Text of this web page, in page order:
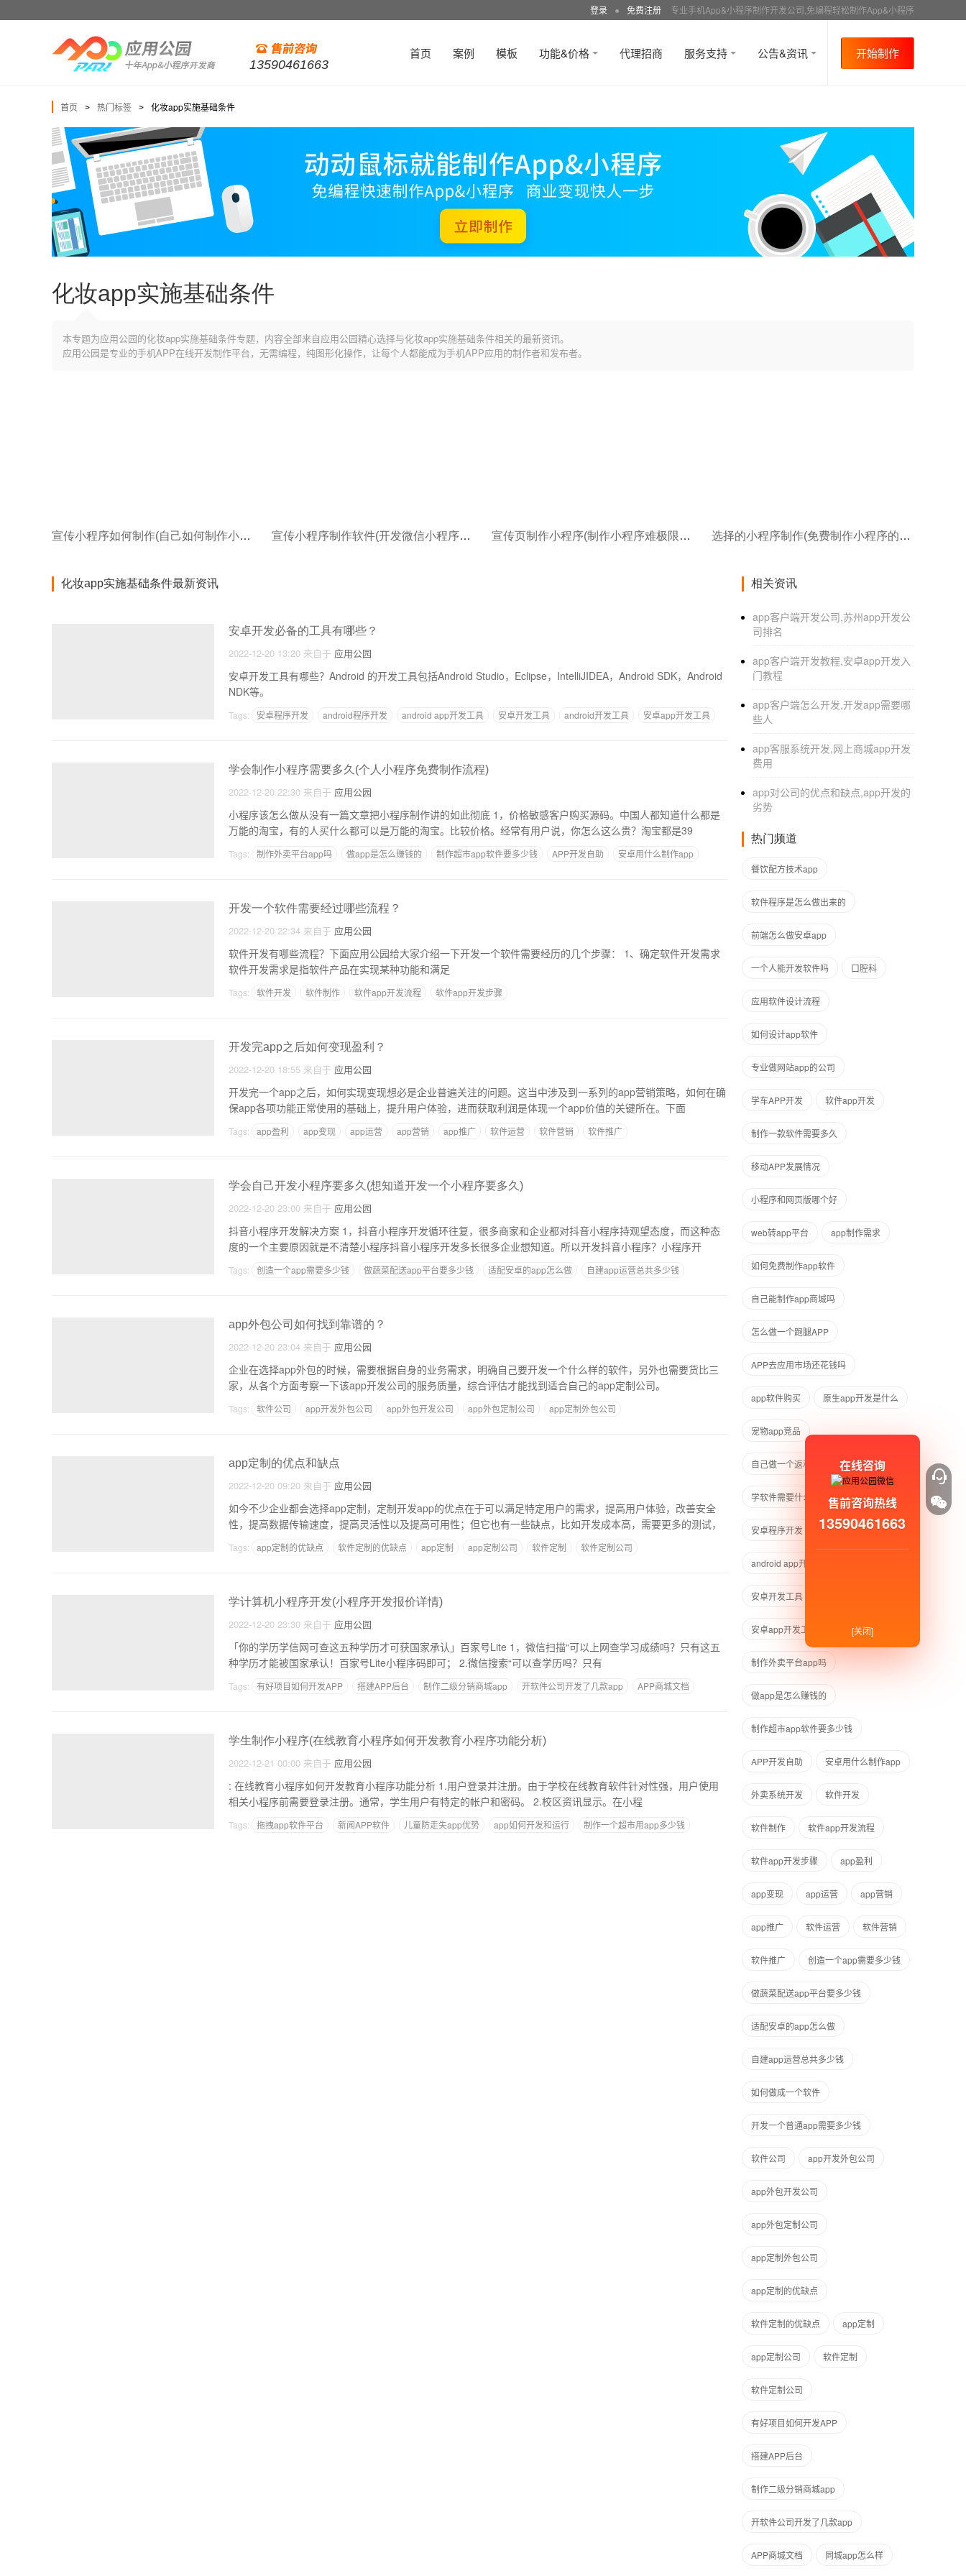
登录 ● 免费注册 专业手机App&小程序制作开发公司,免编程轻松制作App&小程序
13590461663
首页 案例 模板 功能&价格 代理招商 服务支持 公告&资讯 开始制作
首页 > 热门标签 > 化妆app实施基础条件
化妆app实施基础条件
本专题为应用公园的化妆app实施基础条件专题，内容全部来自应用公园精心选择与化妆app实施基础条件相关的最新资讯。
应用公园是专业的手机APP在线开发制作平台，无需编程，纯图形化操作，让每个人都能成为手机APP应用的制作者和发布者。
宣传小程序如何制作(自己如何制作小程序制作小程序关键有哪些) 宣传小程序制作软件(开发微信小程序的好处) 宣传页制作小程序(制作小程序难极限工坊教你180秒快速生成属于自己的微信小程序) 选择的小程序制作(免费制作小程序的流程)
化妆app实施基础条件最新资讯
安卓开发必备的工具有哪些？
2022-12-20 13:20 来自于 应用公园
安卓开发工具有哪些？Android 的开发工具包括Android Studio，Eclipse，IntelliJIDEA，Android SDK，Android
NDK等。
Tags: 安卓程序开发 android程序开发 android app开发工具 安卓开发工具 android开发工具 安卓app开发工具
学会制作小程序需要多久(个人小程序免费制作流程)
2022-12-20 22:30 来自于 应用公园
小程序该怎么做从没有一篇文章把小程序制作讲的如此彻底 1，价格敏感客户购买源码。中国人都知道什么都是
万能的淘宝，有的人买什么都可以是万能的淘宝。比较价格。经常有用户说，你怎么这么贵？淘宝都是39
Tags: 制作外卖平台app吗 做app是怎么赚钱的 制作超市app软件要多少钱 APP开发自助
安卓用什么制作app
开发一个软件需要经过哪些流程？
2022-12-20 22:34 来自于 应用公园
软件开发有哪些流程？下面应用公园给大家介绍一下开发一个软件需要经历的几个步骤： 1、确定软件开发需求
软件开发需求是指软件产品在实现某种功能和满足
Tags: 软件开发 软件制作 软件app开发流程 软件app开发步骤
开发完app之后如何变现盈利？
2022-12-20 18:55 来自于 应用公园
开发完一个app之后，如何实现变现想必是企业普遍关注的问题。这当中涉及到一系列的app营销策略，如何在确
保app各项功能正常使用的基础上，提升用户体验，进而获取利润是体现一个app价值的关键所在。下面
Tags: app盈利 app变现 app运营 app营销 app推广 软件运营 软件营销 软件推广
学会自己开发小程序要多久(想知道开发一个小程序要多久)
2022-12-20 23:00 来自于 应用公园
抖音小程序开发解决方案 1，抖音小程序开发循环往复，很多商家和企业都对抖音小程序持观望态度，而这种态
度的一个主要原因就是不清楚小程序抖音小程序开发多长很多企业想知道。所以开发抖音小程序？小程序开
Tags: 创造一个app需要多少钱 做蔬菜配送app平台要多少钱 适配安卓的app怎么做
自建app运营总共多少钱
app外包公司如何找到靠谱的？
2022-12-20 23:04 来自于 应用公园
企业在选择app外包的时候，需要根据自身的业务需求，明确自己要开发一个什么样的软件，另外也需要货比三
家，从各个方面考察一下该app开发公司的服务质量，综合评估才能找到适合自己的app定制公司。
Tags: 软件公司 app开发外包公司 app外包开发公司 app外包定制公司 app定制外包公司
app定制的优点和缺点
2022-12-20 09:20 来自于 应用公园
如今不少企业都会选择app定制，定制开发app的优点在于可以满足特定用户的需求，提高用户体验，改善安全
性，提高数据传输速度，提高灵活性以及提高可用性；但它也有一些缺点，比如开发成本高，需要更多的测试，
Tags: app定制的优缺点 软件定制的优缺点 app定制 app定制公司 软件定制 软件定制公司
学计算机小程序开发(小程序开发报价详情)
2022-12-20 23:30 来自于 应用公园
「你的学历学信网可查这五种学历才可获国家承认」百家号Lite 1，微信扫描“可以上网查学习成绩吗？只有这五
种学历才能被国家承认！百家号Lite小程序码即可； 2.微信搜索“可以查学历吗？只有
Tags: 有好项目如何开发APP 搭建APP后台 制作二级分销商城app 开软件公司开发了几款app
APP商城文档
学生制作小程序(在线教育小程序如何开发教育小程序功能分析)
2022-12-21 00:00 来自于 应用公园
: 在线教育小程序如何开发教育小程序功能分析 1.用户登录并注册。由于学校在线教育软件针对性强，用户使用
相关小程序前需要登录注册。通常，学生用户有特定的帐户和密码。 2.校区资讯显示。在小程
Tags: 拖拽app软件平台 新闻APP软件 儿童防走失app优势 app如何开发和运行
制作一个超市用app多少钱
相关资讯
app客户端开发公司,苏州app开发公
司排名
app客户端开发教程,安卓app开发入
门教程
app客户端怎么开发,开发app需要哪
些人
app客服系统开发,网上商城app开发
费用
app对公司的优点和缺点,app开发的
劣势
热门频道
餐饮配方技术app
软件程序是怎么做出来的
前端怎么做安卓app
一个人能开发软件吗 口腔科
应用软件设计流程
如何设计app软件
专业做网站app的公司
学车APP开发 软件app开发
制作一款软件需要多久
移动APP发展情况
小程序和网页版哪个好
web转app平台 app制作需求
如何免费制作app软件
自己能制作app商城吗
怎么做一个跑腿APP
APP去应用市场还花钱吗
app软件购买 原生app开发是什么
宠物app竞品
自己做一个返利app能挣钱吗
学软件需要什么基础
安卓程序开发 android程序开发
android app开发工具
安卓开发工具
安卓app开发工具
制作外卖平台app吗
做app是怎么赚钱的
制作超市app软件要多少钱
APP开发自助 安卓用什么制作app
外卖系统开发 软件开发
软件制作 软件app开发流程
软件app开发步骤 app盈利
app变现 app运营 app营销
app推广 软件运营 软件营销
软件推广 创造一个app需要多少钱
做蔬菜配送app平台要多少钱
适配安卓的app怎么做
自建app运营总共多少钱
如何做成一个软件
开发一个普通app需要多少钱
软件公司 app开发外包公司
app外包开发公司
app外包定制公司
app定制外包公司
app定制的优缺点
软件定制的优缺点 app定制
app定制公司 软件定制
软件定制公司
有好项目如何开发APP
搭建APP后台
制作二级分销商城app
开软件公司开发了几款app
APP商城文档 同城app怎么样
在线咨询
售前咨询热线
13590461663
[关闭]